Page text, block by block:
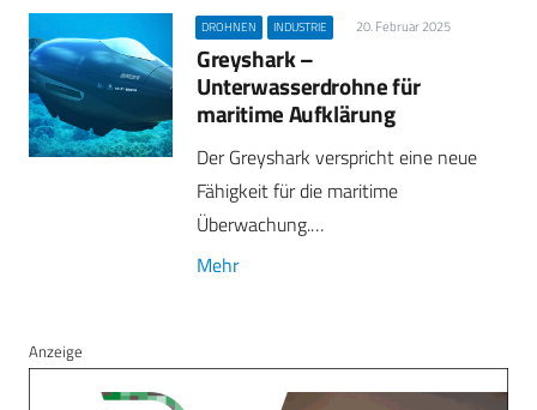
DROHNEN INDUSTRIE 20. Februar 2025
Greyshark –
Unterwasserdrohne für
maritime Aufklärung
Der Greyshark verspricht eine neue
Fähigkeit für die maritime
Überwachung.…
Mehr
Anzeige